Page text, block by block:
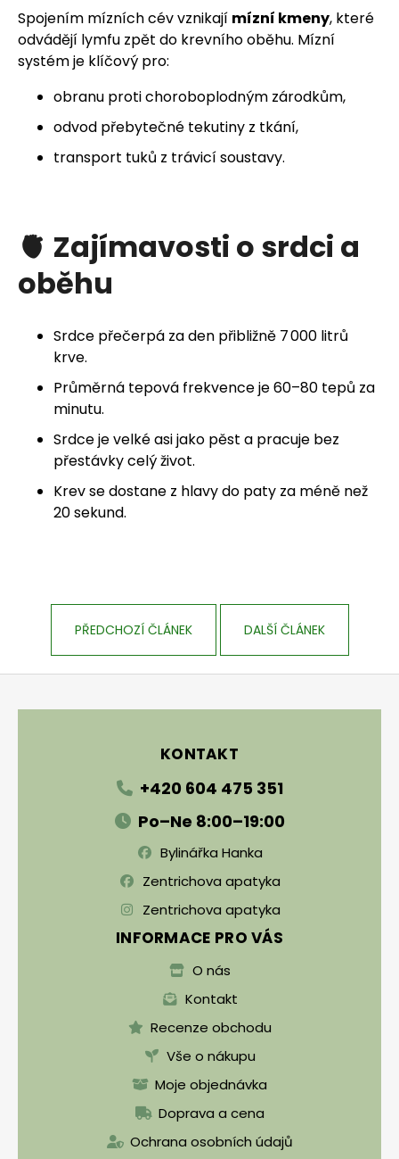
Spojením mízních cév vznikají mízní kmeny, které
odvádějí lymfu zpět do krevního oběhu. Mízní
systém je klíčový pro:
obranu proti choroboplodným zárodkům,
odvod přebytečné tekutiny z tkání,
transport tuků z trávicí soustavy.
🫀 Zajímavosti o srdci a
oběhu
Srdce přečerpá za den přibližně 7 000 litrů
krve.
Průměrná tepová frekvence je 60–80 tepů za
minutu.
Srdce je velké asi jako pěst a pracuje bez
přestávky celý život.
Krev se dostane z hlavy do paty za méně než
20 sekund.
PŘEDCHOZÍ ČLÁNEK DALŠÍ ČLÁNEK
KONTAKT
+420 604 475 351
Po–Ne 8:00–19:00
Bylinářka Hanka
Zentrichova apatyka
Zentrichova apatyka
INFORMACE PRO VÁS
O nás
Kontakt
Recenze obchodu
Vše o nákupu
Moje objednávka
Doprava a cena
Ochrana osobních údajů